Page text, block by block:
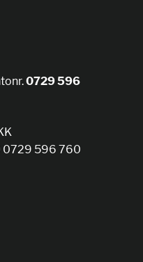
0729 596
0729 596 760